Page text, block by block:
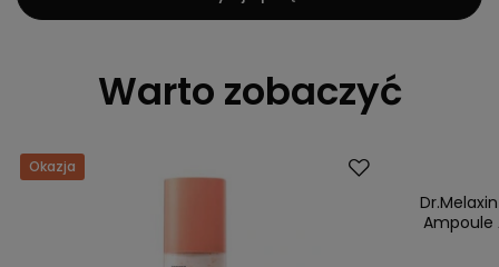
Warto zobaczyć
Okazja
Ampoule